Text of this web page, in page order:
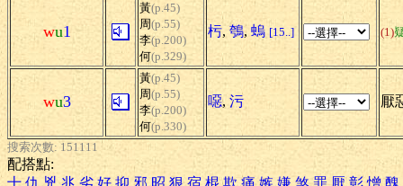
wu1
黃(p.45)
周(p.55)
李(p.200)
何(p.329)
杇, 鴮, 螐 [15..] (1)
wu3
黃(p.45)
周(p.55)
李(p.200)
何(p.330)
噁, 污 厭
搜索次數: 151111
配搭點:
十 仇 兇 兆 劣 好 抑 邪 昭 狠 宿 棍 欺 痛 嫉 嫌 煞 罪 厭 彰 憎 醜